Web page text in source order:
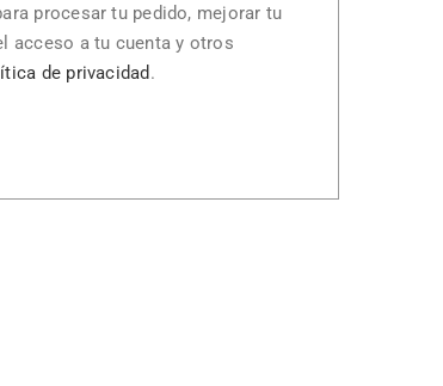
procesar tu pedido, mejorar tu
acceso a tu cuenta y otros
de privacidad .